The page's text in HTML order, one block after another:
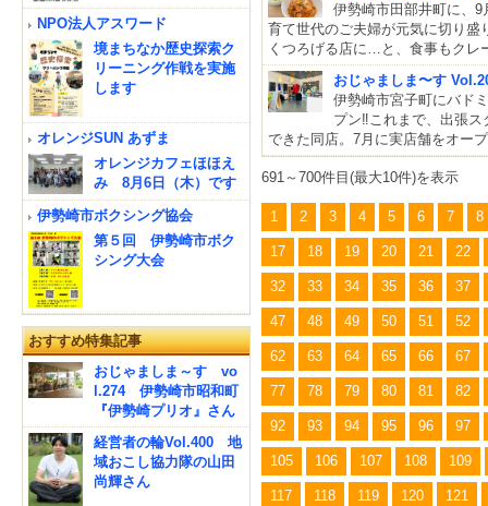
伊勢崎市田部井町に、
育て世代のご夫婦が元気に切り盛
くつろげる店に…と、食事もクレ
おじゃましま〜す
伊勢崎市宮子町にバド
プン‼これまで、出張
できた同店。7月に実店舗をオー
691～700件目(最大10件)を表示
1 2 3 4 5 6 7 8
17 18 19 20 21 22
32 33 34 35 36 37
47 48 49 50 51 52
62 63 64 65 66 67
77 78 79 80 81 82
92 93 94 95 96 97
105 106 107 108 109
117 118 119 120 121
NPO法人アスワード
境まちなか歴史探索ク
リーニング作戦を実施
します
オレンジSUN あずま
オレンジカフェほほえ
み 8月6日（木）です
伊勢崎市ボクシング協会
第５回 伊勢崎市ボク
シング大会
おすすめ特集記事
おじゃましま～す vo
l.274 伊勢崎市昭和町
『伊勢崎プリオ』さん
経営者の輪Vol.400 地
域おこし協力隊の山田
尚輝さん